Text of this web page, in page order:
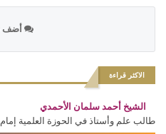
أضف
الاكثر قراءة
الشيخ أحمد سلمان الأحمدي
طالب علم وأستاذ في الحوزة العلمية